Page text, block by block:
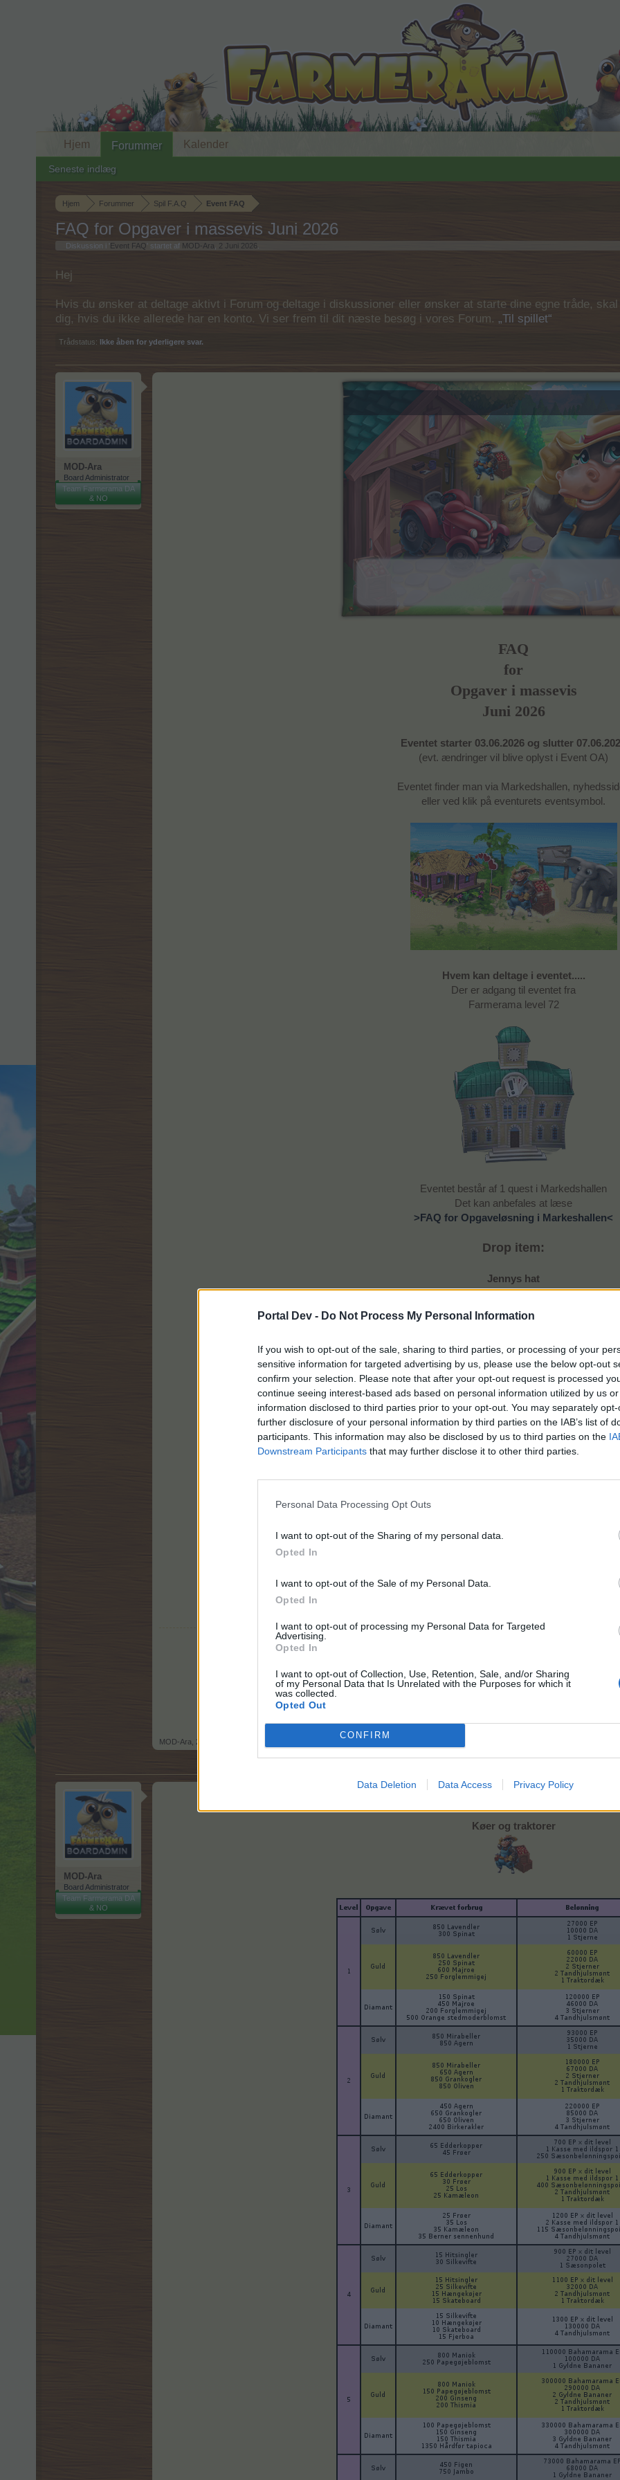
Portal Dev - Do Not Process My Personal Information
If you wish to opt-out of the sale, sharing to third parties, or processing of your
sensitive information for targeted advertising by us, please use the below opt-out
confirm your selection. Please note that after your opt-out request is processed
continue seeing interest-based ads based on personal information utilized by us
information disclosed to third parties prior to your opt-out. You may separately
further disclosure of your personal information by third parties on the IAB’s list of
participants. This information may also be disclosed by us to third parties on the
Downstream Participants that may further disclose it to other third parties.
Personal Data Processing Opt Outs
I want to opt-out of the Sharing of my personal data.
Opted In
I want to opt-out of the Sale of my Personal Data.
Opted In
I want to opt-out of processing my Personal Data for Targeted
Advertising.
Opted In
I want to opt-out of Collection, Use, Retention, Sale, and/or Sharing
of my Personal Data that Is Unrelated with the Purposes for which it
was collected.
Opted Out
CONFIRM
Data Deletion Data Access Privacy Policy
Hjem Forummer Spil F.A.Q Event FAQ
FAQ for Opgaver i massevis Juni 2026
Diskussion i ' Event FAQ ' startet af MOD-Ara 2 Juni 2026
Hej
Hvis du ønsker at deltage aktivt i Forum og deltage i diskussioner eller ønsker at starte dine egne tråde,
dig, hvis du ikke allerede har en konto. Vi ser frem til dit næste besøg i vores Forum. „Til spillet“
Trådstatus: Ikke åben for yderligere svar.
MOD-Ara
Board Administrator
Team Farmerama DA
& NO
FAQ
for
Opgaver i massevis
Juni 2026
Eventet starter 03.06.2026 og slutter
(evt. ændringer vil blive oplyst i Event OA)
Eventet finder man via Markedshallen,
eller ved klik på eventurets eventsymbol.
Hvem kan deltage i eventet.....
Der er adgang til eventet fra
Farmerama level 72
Eventet består af 1 quest i Markedshallen
Det kan anbefales at læse
>FAQ for Opgaveløsning i Markeshallen<
Drop item:
Jennys hat
muligt fra: Afgrøder og træer
område: Plantagen og Regnskoven
Eventgenstand:
Traktordæk
>OA<
MOD-Ara 2 Juni 2026
MOD-Ara
Board Administrator
Team Farmerama DA
& NO
Køer og traktorer
Hjem Forummer
Seneste indlæg
Kalender